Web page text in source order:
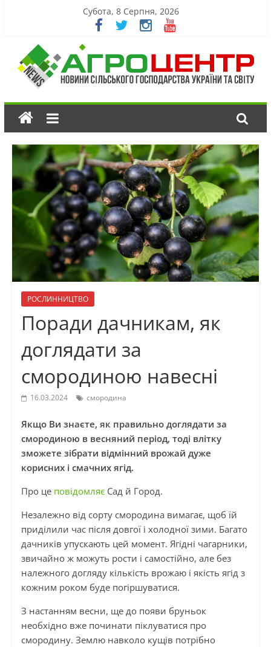
Субота, 8 Серпня, 2026
РОСЛИННИЦТВО
Поради дачникам, як
доглядати за
смородиною навесні
16.03.2024 смородина
Якщо Ви знаєте, як правильно доглядати за
смородиною в весняний період, тоді влітку
зможете зібрати відмінний врожай дуже
корисних і смачних ягід.
Про це повідомляєСад й Город.
Незалежно від сорту смородина вимагає, щоб їй
приділили час після довгої і холодної зими. Багато
дачників упускають цей момент. Ягідні чагарники,
звичайно ж можуть рости і самостійно, але без
належного догляду кількість врожаю і якість ягід з
кожним роком буде погіршуватися.
З настанням весни, ще до появи бруньок
необхідно вже починати піклуватися про
смородину. Землю навколо кущів потрібно